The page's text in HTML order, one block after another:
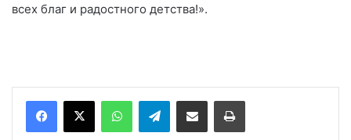
всех благ и радостного детства!».
Telegram